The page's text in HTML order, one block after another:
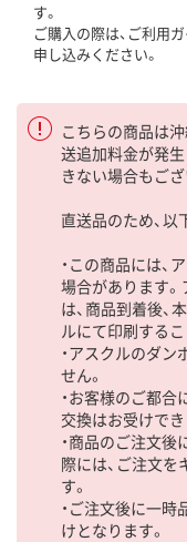
す。
ご購入の際は、ご利用ガ
申し込みください。
こちらの商品は沖
送追加料金が発
きない場合もご
直送品のため、以
・この商品には
場合があります
は、商品到着後
ルにて印刷するこ
・アスクルのダ
せん。
・お客様のご都合
交換はお受けでき
・商品のご注文
際には、ご注文
す。
・ご注文後に一
けとなります。